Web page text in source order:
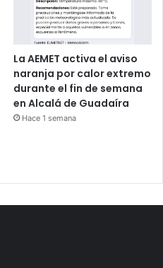
La AEMET activa el aviso
naranja por calor extremo
durante el fin de semana
en Alcalá de Guadaíra
Hace 1 semana